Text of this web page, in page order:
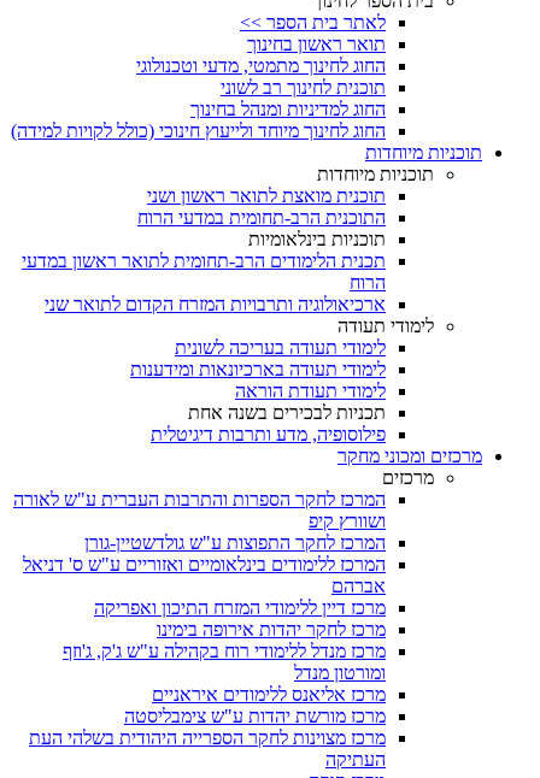
לאתר בית הספר >>
תואר ראשון בחינוך
החוג לחינוך מתמטי, מדעי וטכנולוגי
תוכנית לחינוך רב לשוני
החוג למדיניות ומנהל בחינוך
החוג לחינוך מיוחד ולייעוץ חינוכי (כולל לקויות למידה)
תוכניות מיוחדות
תוכניות מיוחדות
תוכנית מואצת לתואר ראשון ושני
התוכנית הרב-תחומית במדעי הרוח
תוכניות בינלאומיות
תכנית הלימודים הרב-תחומית לתואר ראשון במדעי
הרוח
ארכיאולוגיה ותרבויות המזרח הקדום לתואר שני
לימודי תעודה
לימודי תעודה בעריכה לשונית
לימודי תעודה בארכיונאות ומידענות
לימודי תעודת הוראה
תכניות לבכירים בשנה אחת
פילוסופיה, מדע ותרבות דיגיטלית
מרכזים ומכוני מחקר
מרכזים
המרכז לחקר הספרות והתרבות העברית ע"ש לאורה
ושוורץ קיפ
המרכז לחקר התפוצות ע"ש גולדשטיין-גורן
המרכז ללימודים בינלאומיים ואזוריים ע"ש ס' דניאל
אברהם
מרכז דיין ללימודי המזרח התיכון ואפריקה
מרכז לחקר יהדות אירופה בימינו
מרכז מנדל ללימודי רוח בקהילה ע"ש ג'ק, ג'וזף
ומורטון מנדל
מרכז אליאנס ללימודים איראניים
מרכז מורשת יהדות ע"ש צימבליסטה
מרכז מצוינות לחקר הספרייה היהודית בשלהי העת
העתיקה